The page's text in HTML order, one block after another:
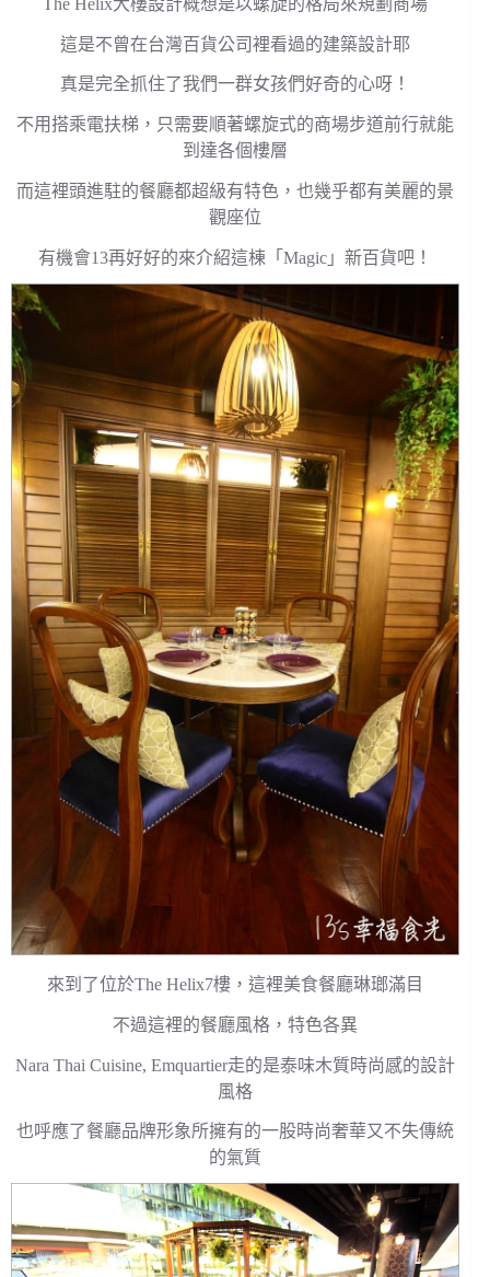
這是不曾在台灣百貨公司裡看過的建築設計耶
真是完全抓住了我們一群女孩們好奇的心呀！
不用搭乘電扶梯，只需要順著螺旋式的商場步道前行就能
到達各個樓層
而這裡頭進駐的餐廳都超級有特色，也幾乎都有美麗的景
觀座位
有機會13再好好的來介紹這棟「Magic」新百貨吧！
來到了位於The Helix7樓，這裡美食餐廳琳瑯滿目
不過這裡的餐廳風格，特色各異
Nara Thai Cuisine, Emquartier走的是泰味木質時尚感的設計
風格
也呼應了餐廳品牌形象所擁有的一股時尚奢華又不失傳統
的氣質